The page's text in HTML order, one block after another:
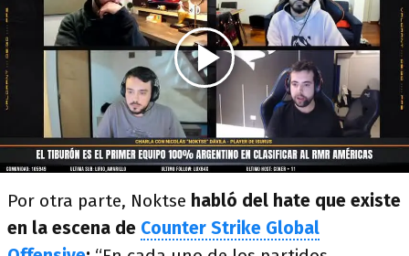
Por otra parte, Noktse habló del hate que existe
en la escena de Counter Strike Global